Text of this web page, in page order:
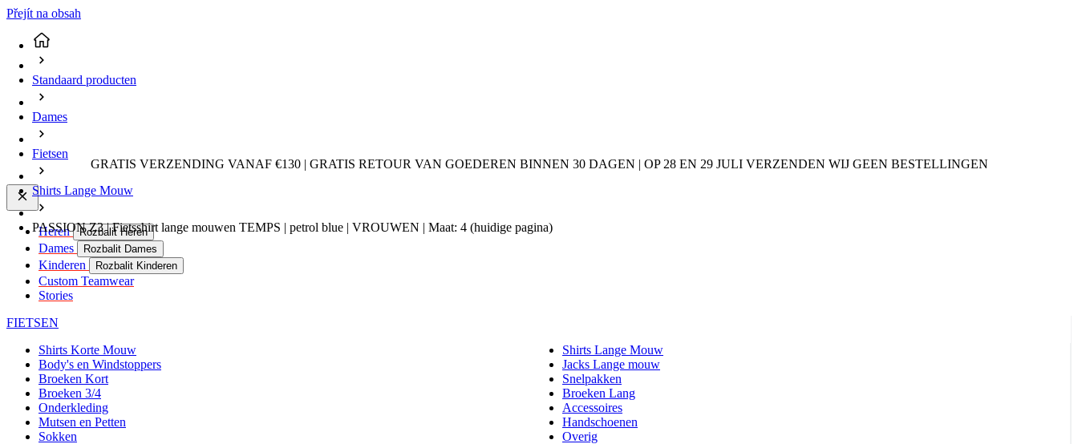
Přejít na obsah
GRATIS VERZENDING VANAF €130 | GRATIS RETOUR VAN GOEDEREN BINNEN 30 DAGEN | OP 28 EN 29 JULI VERZENDEN WIJ GEEN BESTELLINGEN
Heren Rozbalit Heren
Dames Rozbalit Dames
Kinderen Rozbalit Kinderen
Custom Teamwear
Stories
FIETSEN
Shirts Korte Mouw
Shirts Lange Mouw
Body's en Windstoppers
Jacks Lange mouw
Broeken Kort
Snelpakken
Broeken 3/4
Broeken Lang
Onderkleding
Accessoires
Mutsen en Petten
Handschoenen
Sokken
Overig
Standaard producten
Dames
Fietsen
Shirts Lange Mouw
PASSION Z3 | Fietsshirt lange mouwen TEMPS | petrol blue | VROUWEN | Maat: 4 (huidige pagina)